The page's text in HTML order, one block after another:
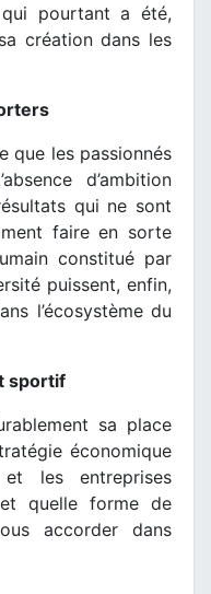
pourtant a été,
création dans les
que les passionnés
d’ambition
qui ne sont
faire en sorte
constitué par
puissent, enfin,
l’écosystème du
sportif
sa place
économique
les entreprises
quelle forme de
accorder dans